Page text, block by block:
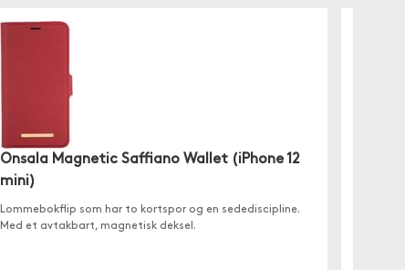
Onsala Magnetic Saffiano Wallet (iPhone 12
mini)
Lommebokflip som har to kortspor og en sedediscipline.
Med et avtakbart, magnetisk deksel.